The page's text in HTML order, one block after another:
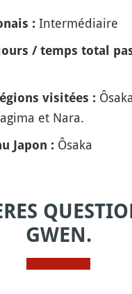
: Intermédiaire
/ temps total
visitées :
et Nara.
Japon : Ôsaka
GWEN.